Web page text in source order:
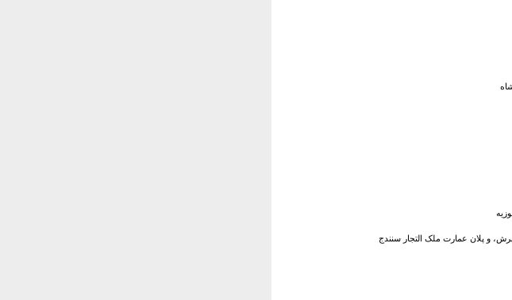
و پلان عمارت ملک التجار سنندج